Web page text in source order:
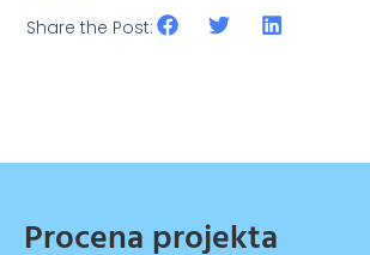
Share the Post:
Procena projekta